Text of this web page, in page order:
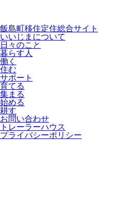
飯島町移住定住総合サイト
いいじまについて
日々のこと
暮らす人
働く
住む
サポート
育てる
集まる
始める
耕す
お問い合わせ
トレーラーハウス
プライバシーポリシー